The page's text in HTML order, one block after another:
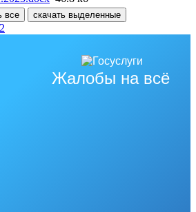
все скачать выделенные
Жалобы на всё